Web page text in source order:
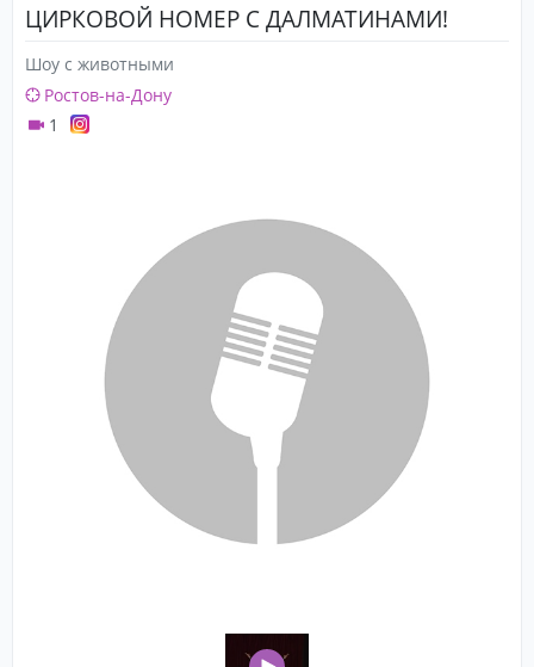
ЦИРКОВОЙ НОМЕР С ДАЛМАТИНАМИ!
Шоу с животными
Ростов-на-Дону
1